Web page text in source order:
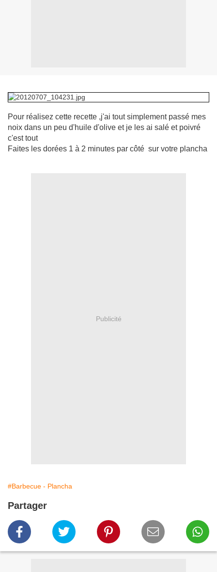
Pour réalisez cette recette ,j'ai tout simplement passé mes
noix dans un peu d'huile d'olive et je les ai salé et poivré
c'est tout
Faites les dorées 1 à 2 minutes par côté sur votre plancha
Publicité
#Barbecue - Plancha
Partager